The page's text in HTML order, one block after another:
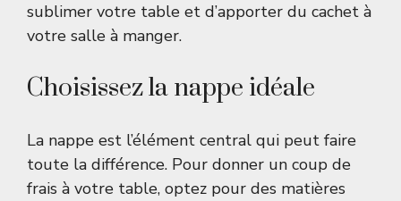
sublimer votre table et d’apporter du cachet à
votre salle à manger.
Choisissez la nappe idéale
La nappe est l’élément central qui peut faire
toute la différence. Pour donner un coup de
frais à votre table, optez pour des matières